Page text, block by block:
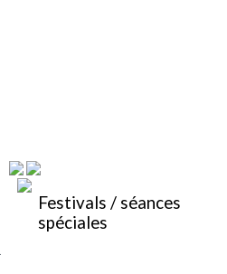
Festivals / séances
spéciales